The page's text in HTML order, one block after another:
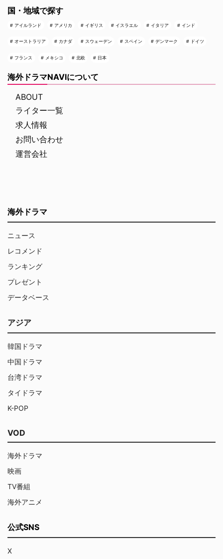
国・地域で探す
アイルランド アメリカ イギリス イスラエル イタリア インド
オーストラリア カナダ スウェーデン スペイン デンマーク ドイツ
フランス メキシコ 北欧 日本
海外ドラマNAVIについて
ABOUT
ライター一覧
求人情報
お問い合わせ
運営会社
海外ドラマ
ニュース
レコメンド
ランキング
プレゼント
データベース
アジア
韓国ドラマ
中国ドラマ
台湾ドラマ
タイドラマ
K-POP
VOD
海外ドラマ
映画
TV番組
海外アニメ
公式SNS
X